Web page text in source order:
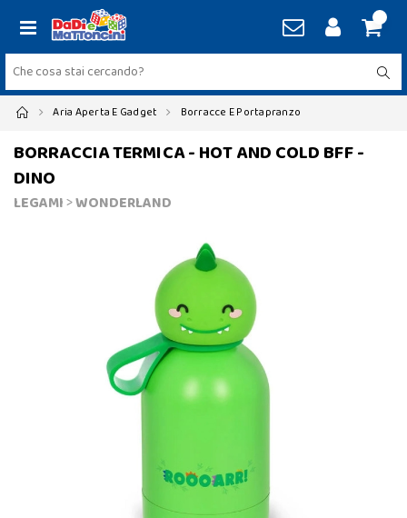
Aria Aperta E Gadget Borracce E Portapranzo
BORRACCIA TERMICA - HOT AND COLD BFF -
DINO
LEGAMI>WONDERLAND